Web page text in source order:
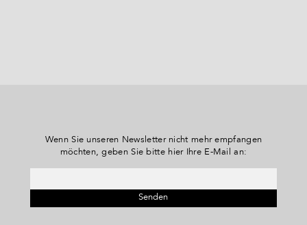
Wenn Sie unseren Newsletter nicht mehr empfangen
möchten, geben Sie bitte hier Ihre E-Mail an: